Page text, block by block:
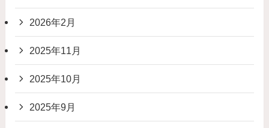
2026年2月
2025年11月
2025年10月
2025年9月